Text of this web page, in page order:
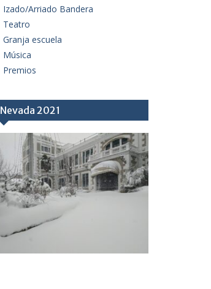
Izado/Arriado Bandera
Teatro
Granja escuela
Música
Premios
Nevada 2021